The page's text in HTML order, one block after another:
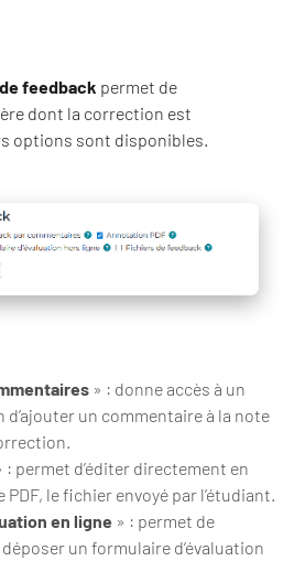
feedback permet de
dont la correction est
options sont disponibles.
» : donne accès à un
un commentaire à la note
: permet d’éditer directement en
le fichier envoyé par l’étudiant.
en ligne » : permet de
un formulaire d’évaluation